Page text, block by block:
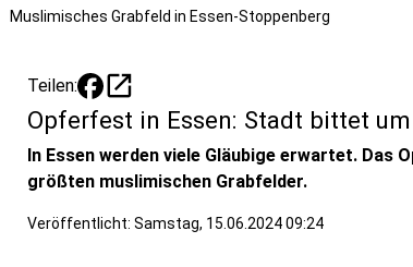
Muslimisches Grabfeld in Essen-Stoppenberg
Teilen: open_in_new
Opferfest in Essen: Stadt bittet
In Essen werden viele Gläubige erwartet.
größten muslimischen Grabfelder.
Veröffentlicht: Samstag, 15.06.2024 09:24